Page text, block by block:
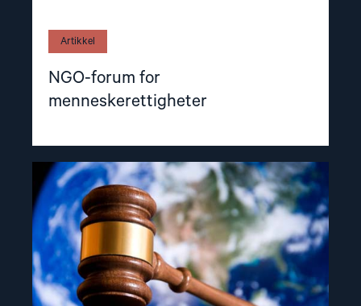
Artikkel
NGO-forum for
menneskerettigheter
Read
article
"Sakene
NGO-
forum
arbeider
med"